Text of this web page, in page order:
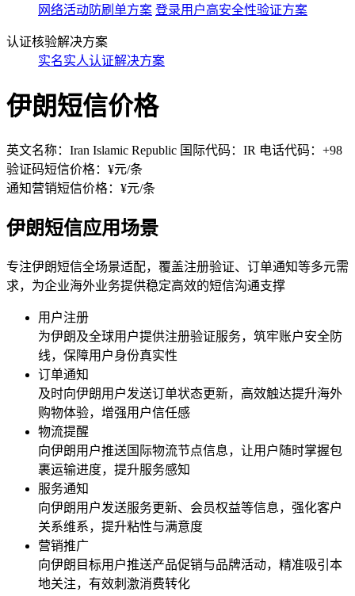
网络活动防刷单方案 登录用户高安全性验证方案
认证核验解决方案
实名实人认证解决方案
伊朗短信价格
英文名称：Iran Islamic Republic 国际代码：IR 电话代码：+98
验证码短信价格：¥元/条
通知营销短信价格：¥元/条
伊朗短信应用场景
专注伊朗短信全场景适配，覆盖注册验证、订单通知等多元需
求，为企业海外业务提供稳定高效的短信沟通支撑
用户注册
为伊朗及全球用户提供注册验证服务，筑牢账户安全防
线，保障用户身份真实性
订单通知
及时向伊朗用户发送订单状态更新，高效触达提升海外
购物体验，增强用户信任感
物流提醒
向伊朗用户推送国际物流节点信息，让用户随时掌握包
裹运输进度，提升服务感知
服务通知
向伊朗用户发送服务更新、会员权益等信息，强化客户
关系维系，提升粘性与满意度
营销推广
向伊朗 目标用户推送产品促销与品牌活动，精准吸引本
地关注，有效刺激消费转化